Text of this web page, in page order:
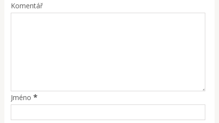
Komentář
Jméno *